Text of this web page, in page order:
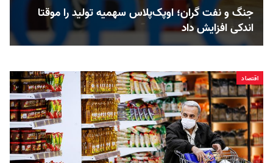
جنگ و نفت گران؛ اوپک‌پلاس سهمیه تولید را موقتا
اندکی افزایش داد
اقتصاد